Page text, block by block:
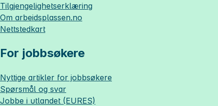
Tilgjengelighetserklæring
Om arbeidsplassen.no
Nettstedkart
For jobbsøkere
Nyttige artikler for jobbsøkere
Spørsmål og svar
Jobbe i utlandet (EURES)